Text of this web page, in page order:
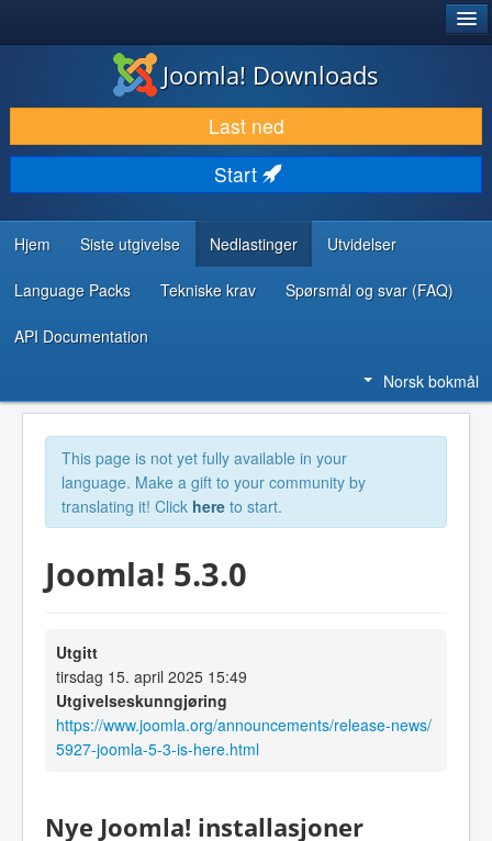
LAST NED & UTVID
OPPDAG & LÆR
SAMFUNN & BRUKERSTØTTE
UTVIKLINGSRESSURSER
Joomla! Downloads
Last ned
Start
Hjem Siste utgivelse Nedlastinger Utvidelser
Language Packs Tekniske krav Spørsmål og svar (FAQ)
API Documentation
Norsk bokmål
This page is not yet fully available in your
language. Make a gift to your community by
translating it! Click here to start.
Joomla! 5.3.0
Utgitt
tirsdag 15. april 2025 15:49
Utgivelseskunngjøring
https://www.joomla.org/announcements/release-news/
5927-joomla-5-3-is-here.html
Nye Joomla! installasjoner